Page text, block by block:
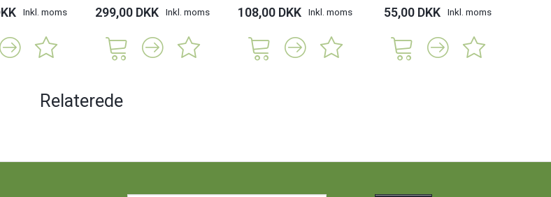
Inkl. moms 299,00 DKK Inkl. moms 108,00 DKK Inkl. moms 55,00 DKK Inkl. moms
Relaterede